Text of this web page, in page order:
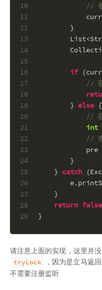
10
11
12
13
14
15
16
17
18
19
20
21
22
23
24
25
26
27
28
29
//
        }
if
//
        }
else {
//
int
//
pre
        }
    }
catch
    }
return false
}
请注意上面的实现，这里并
tryLock
，因为是立马返
不需要注册监听